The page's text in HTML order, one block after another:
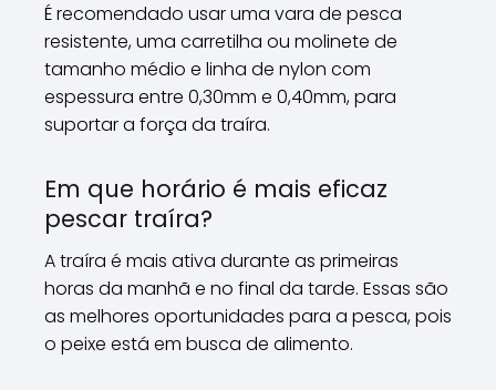
É recomendado usar uma vara de pesca
resistente, uma carretilha ou molinete de
tamanho médio e linha de nylon com
espessura entre 0,30mm e 0,40mm, para
suportar a força da traíra.
Em que horário é mais eficaz
pescar traíra?
A traíra é mais ativa durante as primeiras
horas da manhã e no final da tarde. Essas são
as melhores oportunidades para a pesca, pois
o peixe está em busca de alimento.